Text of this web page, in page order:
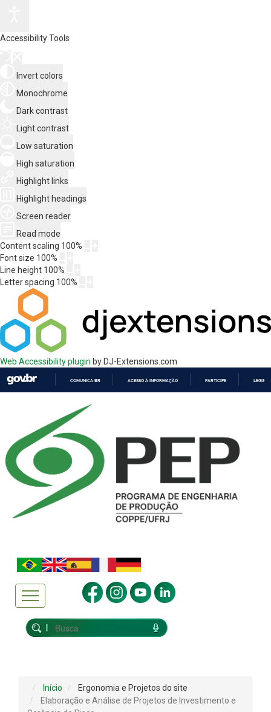
Accessibility Tools
Invert colors
Monochrome
Dark contrast
Light contrast
Low saturation
High saturation
Highlight links
Highlight headings
Screen reader
Read mode
Content scaling 100%
Font size 100%
Line height 100%
Letter spacing 100%
Web Accessibility plugin by DJ-Extensions.com
COMUNICA BR ACESSO À INFORMAÇÃO PARTICIPE
Início
Ergonomia e Projetos do site
Elaboração e Análise de Projetos de Investimento e